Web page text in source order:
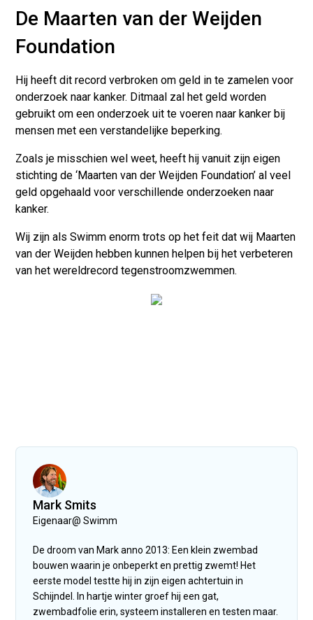
De Maarten van der Weijden
Foundation
Hij heeft dit record verbroken om geld in te zamelen voor
onderzoek naar kanker. Ditmaal zal het geld worden
gebruikt om een onderzoek uit te voeren naar kanker bij
mensen met een verstandelijke beperking.
Zoals je misschien wel weet, heeft hij vanuit zijn eigen
stichting de ‘Maarten van der Weijden Foundation’ al veel
geld opgehaald voor verschillende onderzoeken naar
kanker.
Wij zijn als Swimm enorm trots op het feit dat wij Maarten
van der Weijden hebben kunnen helpen bij het verbeteren
van het wereldrecord tegenstroomzwemmen.
Mark Smits
Eigenaar@Swimm
De droom van Mark anno 2013: Een klein zwembad
bouwen waarin je onbeperkt en prettig zwemt! Het
eerste model testte hij in zijn eigen achtertuin in
Schijndel. In hartje winter groef hij een gat,
zwembadfolie erin, systeem installeren en testen maar.